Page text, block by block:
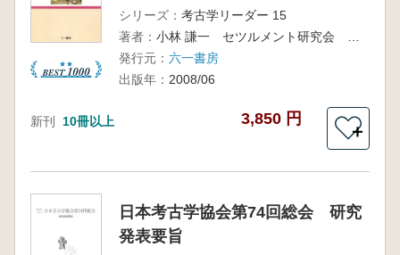
シリーズ： 考古学リーダー 15
著者：
発行元： 六一書房
出版年： 2008/06
新刊 10冊以上 3,850 円
＋
日本考古学協会第74回総会 研究
発表要旨